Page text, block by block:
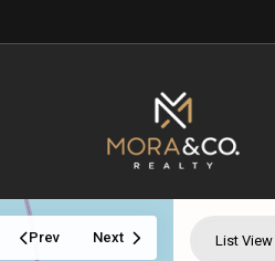
Prev Next List View